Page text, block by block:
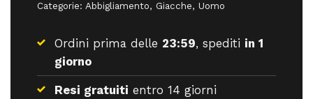
Categorie: Abbigliamento, Giacche, Uomo
Ordini prima delle 23:59, spediti in 1
giorno
Resi gratuiti entro 14 giorni